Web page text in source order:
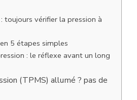
: toujours vérifier la pression à
5 étapes simples
: le réflexe avant un long
(TPMS) allumé ? pas de